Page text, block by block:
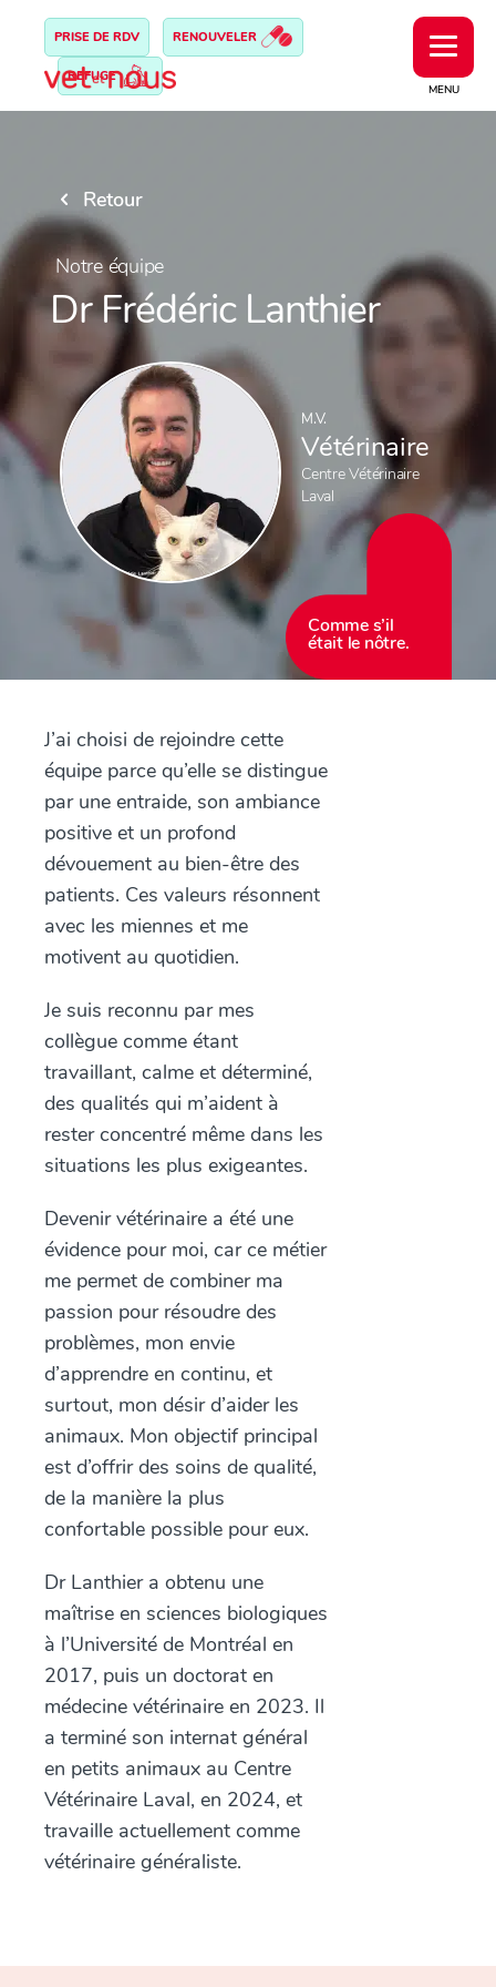
MENU
PRISE DE RDV RENOUVELER
REFUGE
Retour
Notre équipe
Dr Frédéric Lanthier
M.V.
Vétérinaire
Centre Vétérinaire
Laval
Comme s’il
était le nôtre.
J’ai choisi de rejoindre cette
équipe parce qu’elle se distingue
par une entraide, son ambiance
positive et un profond
dévouement au bien-être des
patients. Ces valeurs résonnent
avec les miennes et me
motivent au quotidien.
Je suis reconnu par mes
collègue comme étant
travaillant, calme et déterminé,
des qualités qui m’aident à
rester concentré même dans les
situations les plus exigeantes.
Devenir vétérinaire a été une
évidence pour moi, car ce métier
me permet de combiner ma
passion pour résoudre des
problèmes, mon envie
d’apprendre en continu, et
surtout, mon désir d’aider les
animaux. Mon objectif principal
est d’offrir des soins de qualité,
de la manière la plus
confortable possible pour eux.
Dr Lanthier a obtenu une
maîtrise en sciences biologiques
à l’Université de Montréal en
2017, puis un doctorat en
médecine vétérinaire en 2023. Il
a terminé son internat général
en petits animaux au Centre
Vétérinaire Laval, en 2024, et
travaille actuellement comme
vétérinaire généraliste.